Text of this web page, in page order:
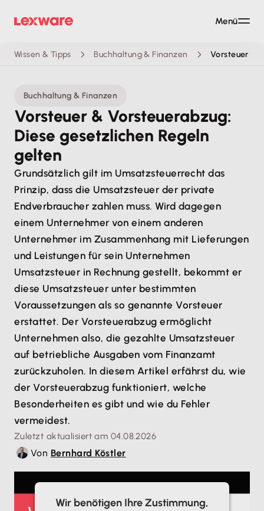
Wissen & Tipps Buchhaltung & Finanzen Vorsteuer
Buchhaltung & Finanzen
Vorsteuer & Vorsteuerabzug:
Diese gesetzlichen Regeln
gelten
Grundsätzlich gilt im Umsatzsteuerrecht das
Prinzip, dass die Umsatzsteuer der private
Endverbraucher zahlen muss. Wird dagegen
einem Unternehmer von einem anderen
Unternehmer im Zusammenhang mit Lieferungen
und Leistungen für sein Unternehmen
Umsatzsteuer in Rechnung gestellt, bekommt er
diese Umsatzsteuer unter bestimmten
Voraussetzungen als so genannte Vorsteuer
erstattet. Der Vorsteuerabzug ermöglicht
Unternehmen also, die gezahlte Umsatzsteuer
auf betriebliche Ausgaben vom Finanzamt
zurückzuholen. In diesem Artikel erfährst du, wie
der Vorsteuerabzug funktioniert, welche
Besonderheiten es gibt und wie du Fehler
vermeidest.
Zuletzt aktualisiert am 04.08.2026
Von Bernhard Köstler
Wir benötigen Ihre Zustimmung,
Menü